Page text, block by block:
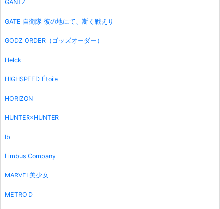
GANTZ
GATE 自衛隊 彼の地にて、斯く戦えり
GODZ ORDER（ゴッズオーダー）
Helck
HIGHSPEED Étoile
HORIZON
HUNTER×HUNTER
Ib
Limbus Company
MARVEL美少女
METROID